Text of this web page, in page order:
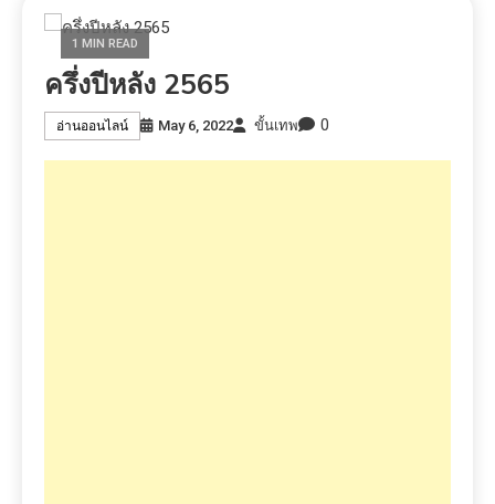
1 MIN READ
ครึ่งปีหลัง 2565
อ่านออนไลน์ May 6, 2022 ขั้นเทพ 0